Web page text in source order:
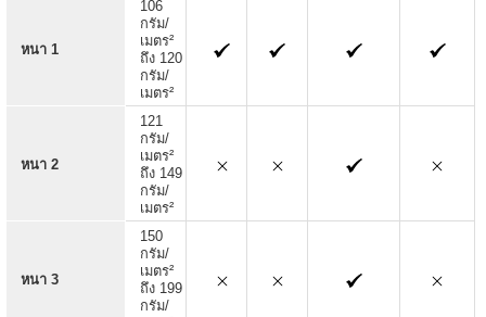
หนา 1
106
กรัม/
เมตร²
ถึง 120
กรัม/
เมตร²
หนา 2
121
กรัม/
เมตร²
ถึง 149
กรัม/
เมตร²
หนา 3
150
กรัม/
เมตร²
ถึง 199
กรัม/